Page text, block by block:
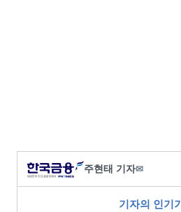
주현태 기자✉
기자의 인기